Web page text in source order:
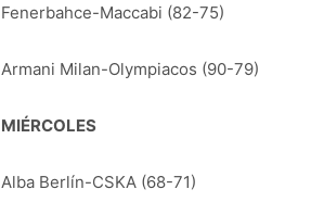
Fenerbahce-Maccabi (82-75)
Armani Milan-Olympiacos (90-79)
MIÉRCOLES
Alba Berlín-CSKA (68-71)